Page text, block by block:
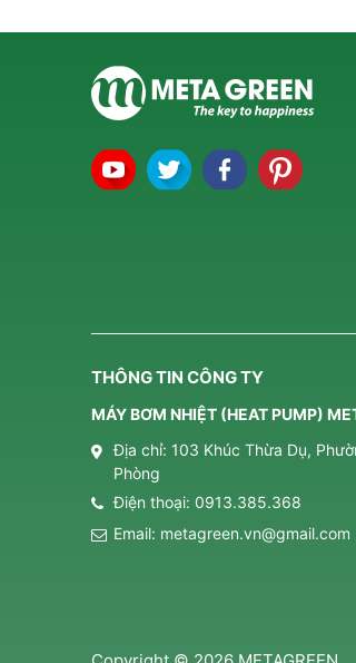
THÔNG TIN CÔNG TY
MÁY BƠM NHIỆT (HEAT PUMP)
Địa chỉ: 103 Khúc Thừa Dụ,
Phòng
Điện thoại: 0913.385.368
Email: metagreen.vn@gmail.com